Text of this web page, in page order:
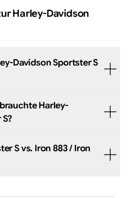
Harley-Davidson
Davidson Sportster S
Harley-
S vs. Iron 883 / Iron